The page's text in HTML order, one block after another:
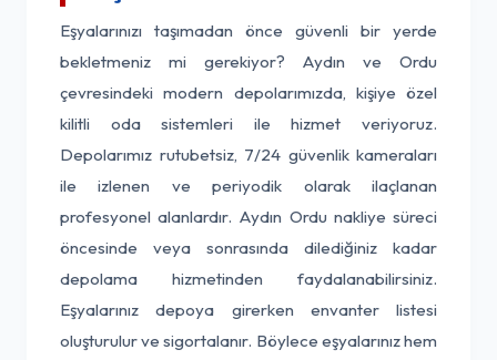
Eşyalarınızı taşımadan önce güvenli bir yerde
bekletmeniz mi gerekiyor? Aydın ve Ordu
çevresindeki modern depolarımızda, kişiye özel
kilitli oda sistemleri ile hizmet veriyoruz.
Depolarımız rutubetsiz, 7/24 güvenlik kameraları
ile izlenen ve periyodik olarak ilaçlanan
profesyonel alanlardır. Aydın Ordu nakliye süreci
öncesinde veya sonrasında dilediğiniz kadar
depolama hizmetinden faydalanabilirsiniz.
Eşyalarınız depoya girerken envanter listesi
oluşturulur ve sigortalanır. Böylece eşyalarınız hem